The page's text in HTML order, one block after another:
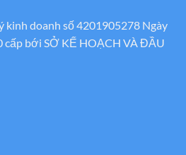
kinh doanh số 4201905278 Ngày
cấp bới SỞ KẾ HOẠCH VÀ ĐẦU